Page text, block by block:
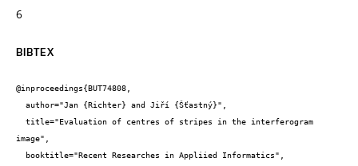
6
BIBTEX
@inproceedings{BUT74808,
image",